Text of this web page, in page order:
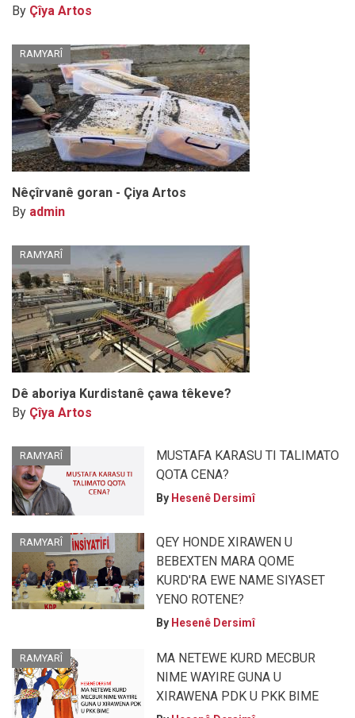
By Çîya Artos
RAMYARÎ
Nêçîrvanê goran - Çiya Artos
By admin
RAMYARÎ
Dê aboriya Kurdistanê çawa têkeve?
By Çîya Artos
RAMYARÎ
MUSTAFA KARASU TI TALIMATO
QOTA CENA?
By Hesenê Dersimî
RAMYARÎ
QEY HONDE XIRAWEN U
BEBEXTEN MARA QOME
KURD'RA EWE NAME SIYASET
YENO ROTENE?
By Hesenê Dersimî
RAMYARÎ
MA NETEWE KURD MECBUR
NIME WAYIRE GUNA U
XIRAWENA PDK U PKK BIME